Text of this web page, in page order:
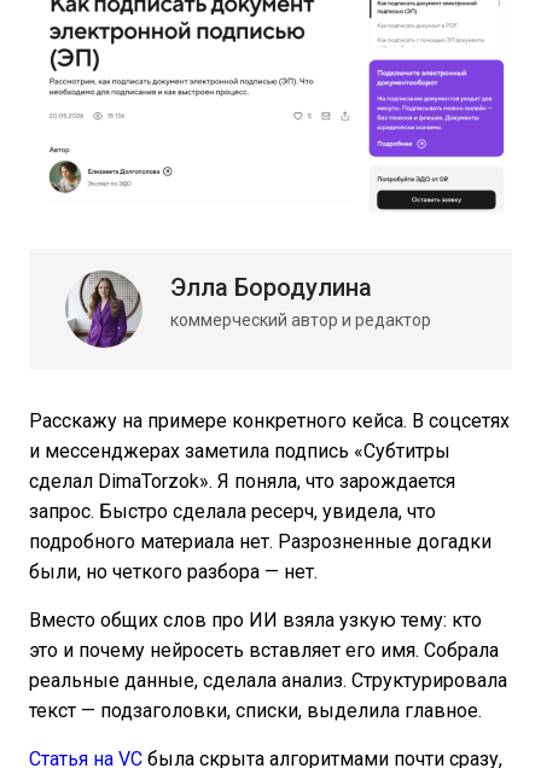
Элла Бородулина
коммерческий автор и редактор
Расскажу на примере конкретного кейса. В соцсетях
и мессенджерах заметила подпись «Субтитры
сделал DimaTorzok». Я поняла, что зарождается
запрос. Быстро сделала ресерч, увидела, что
подробного материала нет. Разрозненные догадки
были, но четкого разбора — нет.
Вместо общих слов про ИИ взяла узкую тему: кто
это и почему нейросеть вставляет его имя. Собрала
реальные данные, сделала анализ. Структурировала
текст — подзаголовки, списки, выделила главное.
Статья на VC была скрыта алгоритмами почти сразу,